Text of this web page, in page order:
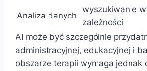
Analiza danych
wyszukiwanie
zależności
AI może być szczególnie
administracyjnej, edukacyjnej i
obszarze terapii wymaga jednak